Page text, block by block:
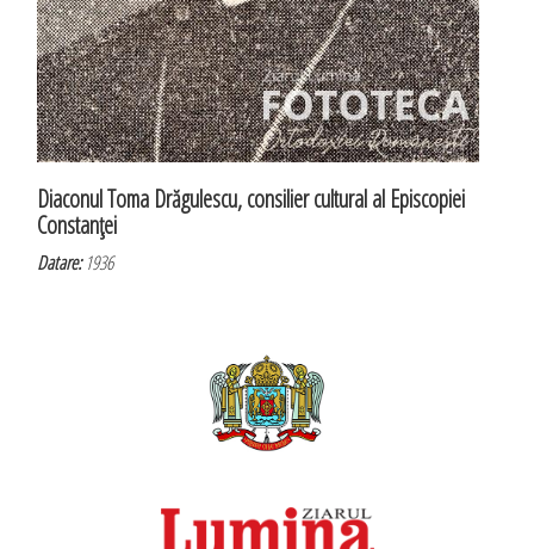
Diaconul Toma Drăgulescu, consilier cultural al Episcopiei
Constanţei
Datare:1936